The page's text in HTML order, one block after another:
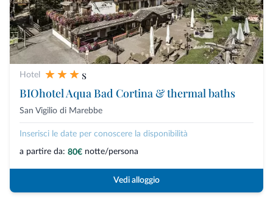
Hotel
s
BIOhotel Aqua Bad Cortina & thermal baths
San Vigilio di Marebbe
Inserisci le date per conoscere la disponibilità
a partire da: 80€ notte/persona
Vedi alloggio